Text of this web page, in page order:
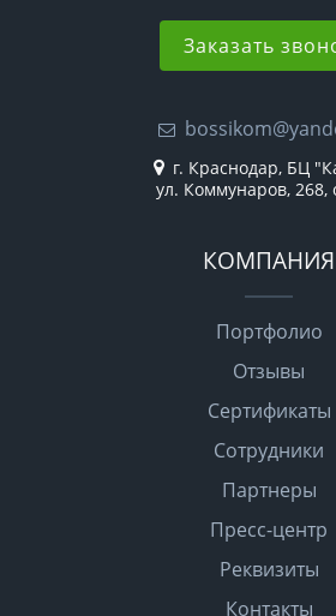
Заказать
г. Краснодар, БЦ
ул. Коммунаров, 268,
КОМПАНИЯ
Портфолио
Отзывы
Сертификаты
Сотрудники
Партнеры
Пресс-центр
Реквизиты
Контакты